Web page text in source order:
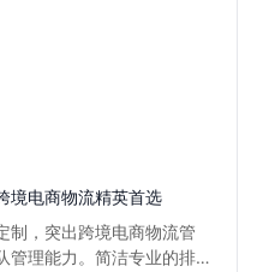
境电商物流精英首选
制，突出跨境电商物流管
管理能力。简洁专业的排